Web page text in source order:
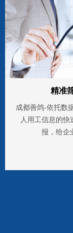
精准
成都善鸽-依托数
人用工信息的
报，给企